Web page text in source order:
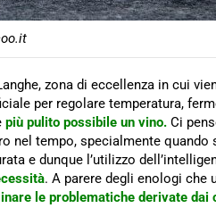
zona di eccellenza in cui
per regolare temperatura,
più pulito possibile un vino. Ci
nel tempo, specialmente quando
e dunque l’utilizzo
. A parere degli enologi che
le problematiche derivate dai